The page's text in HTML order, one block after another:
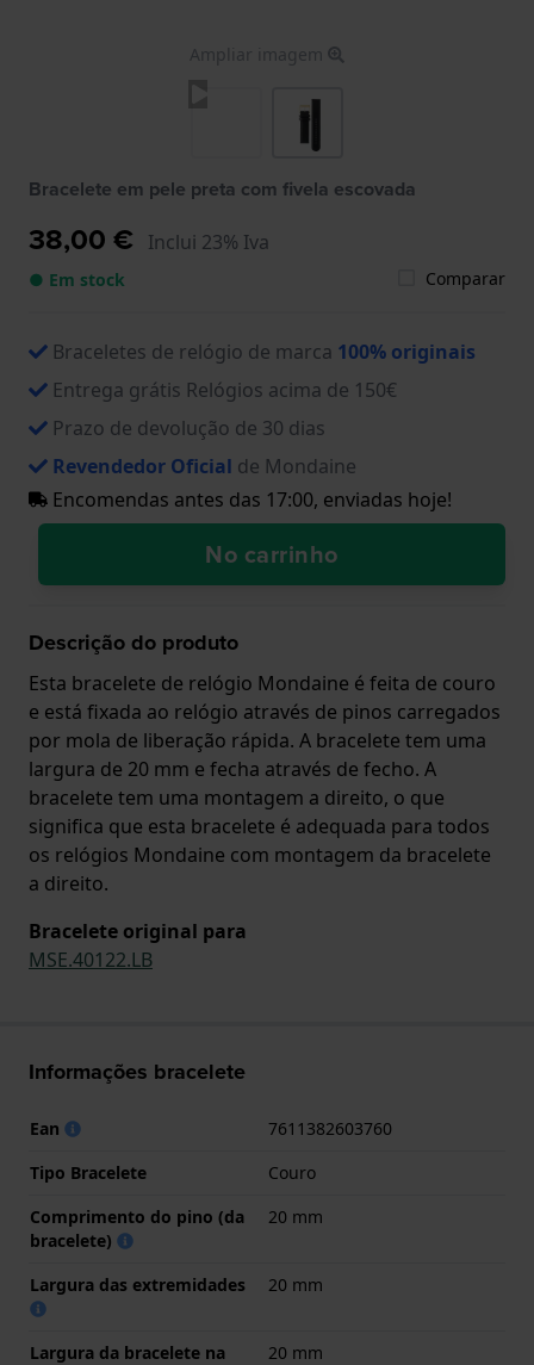
Ampliar imagem
Bracelete em pele preta com fivela escovada
38,00 € Inclui 23% Iva
● Em stock Comparar
Braceletes de relógio de marca 100% originais
Entrega grátis Relógios acima de 150€
Prazo de devolução de 30 dias
Revendedor Oficial de Mondaine
Encomendas antes das 17:00, enviadas hoje!
No carrinho
Descrição do produto
Esta bracelete de relógio Mondaine é feita de couro
e está fixada ao relógio através de pinos carregados
por mola de liberação rápida. A bracelete tem uma
largura de 20 mm e fecha através de fecho. A
bracelete tem uma montagem a direito, o que
significa que esta bracelete é adequada para todos
os relógios Mondaine com montagem da bracelete
a direito.
Bracelete original para
MSE.40122.LB
Informações bracelete
Ean
7611382603760
Tipo Bracelete
Couro
Comprimento do pino (da
bracelete)
20 mm
Largura das extremidades 20 mm
Largura da bracelete na
20 mm